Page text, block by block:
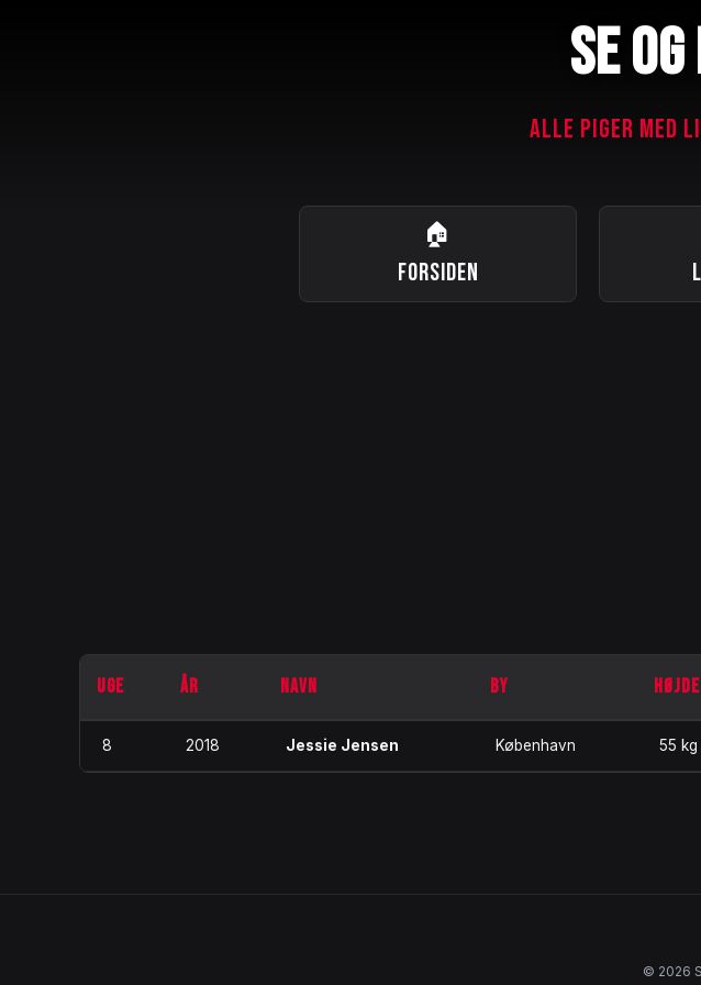
SE
ALLE PIGER MED
🏠
FORSIDEN
UGE ÅR NAVN BY
8 2018 Jessie Jensen København 55 kg
© 2026